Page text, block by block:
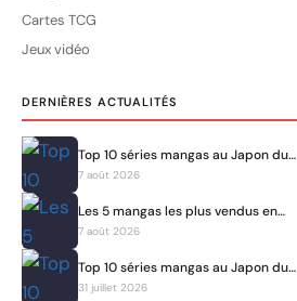
Cartes TCG
Jeux vidéo
DERNIÈRES ACTUALITÉS
Top 10 séries mangas au Japon du…
7 août 2026
Les 5 mangas les plus vendus en…
7 août 2026
Top 10 séries mangas au Japon du…
31 juillet 2026